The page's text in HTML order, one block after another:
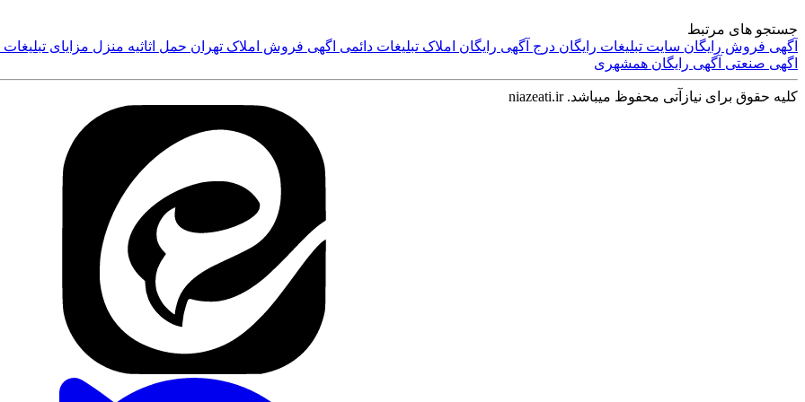
استخدام و کاریابی
جستجو های مرتبط
آگهی فروش رایگان سایت تبلیغات رایگان درج آگهی رایگان املاک تبلیغات دائمی اگهی فروش املاک تهران حمل اثاثیه منزل مزایای
اگهی صنعتی آگهی رایگان همشهری
کلیه حقوق برای نیازآتی محفوظ میباشد. niazeati.ir